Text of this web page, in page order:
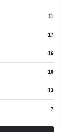
11
17
16
10
13
7